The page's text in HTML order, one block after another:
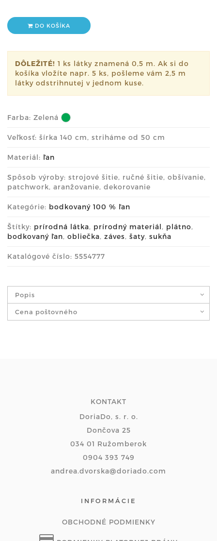
DO KOŠÍKA
DÔLEŽITÉ! 1 ks látky znamená 0,5 m. Ak si do
košíka vložíte napr. 5 ks, pošleme vám 2,5 m
látky odstrihnutej v jednom kuse.
Farba: Zelená
Veľkosť: šírka 140 cm, striháme od 50 cm
Materiál: ľan
Spôsob výroby: strojové šitie, ručné šitie, obšívanie,
patchwork, aranžovanie, dekorovanie
Kategórie: bodkovaný 100 % ľan
Štítky: prírodná látka, prírodný materiál, plátno,
bodkovaný ľan, obliečka, záves, šaty, sukňa
Katalógové číslo: 5554777
Popis
Cena poštovného
KONTAKT
DoriaDo, s. r. o.
Dončova 25
034 01 Ružomberok
0904 393 749
andrea.dvorska@doriado.com
INFORMÁCIE
OBCHODNÉ PODMIENKY